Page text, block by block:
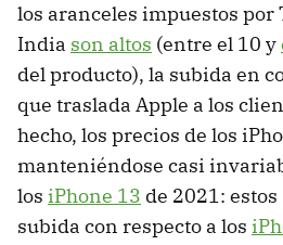
los aranceles impuestos por
India son altos (entre el 10 y
del producto), la subida en
que traslada Apple a los
hecho, los precios de los
manteniéndose casi
los iPhone 13 de 2021:
subida con respecto a los